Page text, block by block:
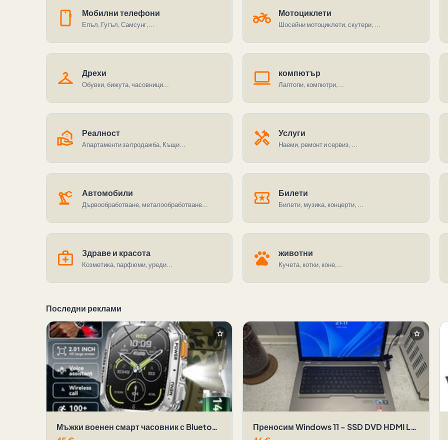
smartphone Мобилни телефони
Епъл, Гугъл, Самсунг,... two_wheeler Мотоциклети
Шосейни мотоциклети, скутери, ...
checkroom Дрехи
Обувки, бижута, часовници... computer компютър
Лаптопи, компютри,...
real_estate_agent Реалност
Апартаменти за продажба, Къщи... handyman Услуги
Наеми, ремонт и сервиз, ...
precision_manufacturing Автомобили
Дървообработване, металообработване... local_activity Билети
Билети, музика, концерти, ...
medical_services Здраве и красота
Козметика, парфюми, уреди... pets животни
Кучета, котки, коне,...
Последни реклами
star
Мъжки военен смарт часовник с Bluetooth разговори, фитнес часовник, водоустойчив, 1400mAh
star
Преносим Windows 11 - SSD DVD HDMI LAN - HP G62 15.6 инча